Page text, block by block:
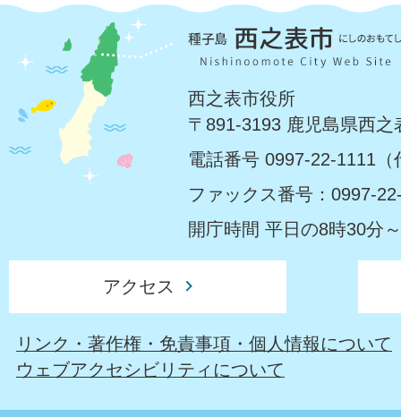
西之表市役所
〒891-3193 鹿児島県西
電話番号 0997-22-1111（
ファックス番号：0997-
開庁時間 平日の8時30分
アクセス
リンク・著作権・免責事項・個人情報について
ウェブアクセシビリティについて